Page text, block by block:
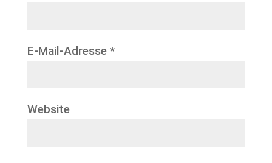
E-Mail-Adresse *
Website